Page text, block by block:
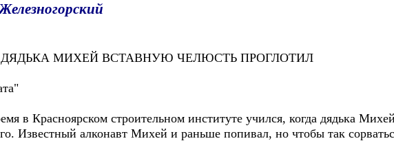
МИХЕЙ ВСТАВНУЮ ЧЕЛЮСТЬ ПРОГЛОТИЛ
в Красноярском строительном институте учился, когда дядька
Известный алконавт Михей и раньше попивал, но чтобы так